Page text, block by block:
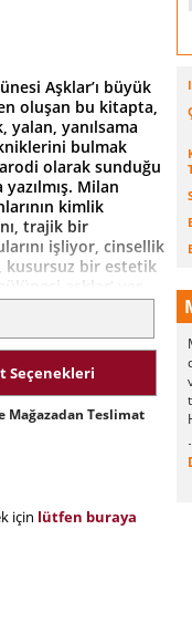
Aşklar’ı büyük
oluşan bu kitapta,
yalan, yanılsama
bulmak
olarak sunduğu
Milan
kimlik
trajik bir
işliyor, cinsellik
kusursuz bir estetik
aşklar’ yer
damgasını
Aşklar’ı, zamana
Seçenekleri
Mağazadan Teslimat
için lütfen buraya